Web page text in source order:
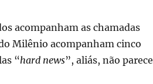
acompanham as chamadas
Milênio acompanham cinco
“hard news”, aliás, não parece